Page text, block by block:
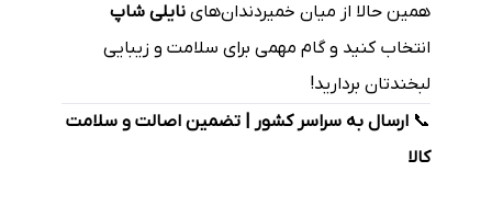
همین حالا از میان خمیردندان‌های نایلی شاپ
انتخاب کنید و گام مهمی برای سلامت و زیبایی
لبخندتان بردارید!
📞 ارسال به سراسر کشور | تضمین اصالت و سلامت
کالا